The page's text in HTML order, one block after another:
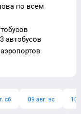
по всем
автобусов
аэропортов
сб 09 авг. вс 10